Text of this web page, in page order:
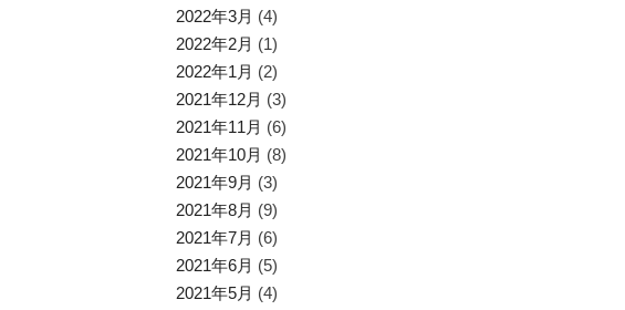
2022年3月 (4)
2022年2月 (1)
2022年1月 (2)
2021年12月 (3)
2021年11月 (6)
2021年10月 (8)
2021年9月 (3)
2021年8月 (9)
2021年7月 (6)
2021年6月 (5)
2021年5月 (4)